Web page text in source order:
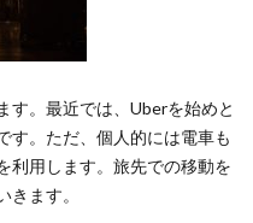
す。最近では、Uberを始めと
す。ただ、個人的には電車も
利用します。旅先での移動を
ます。